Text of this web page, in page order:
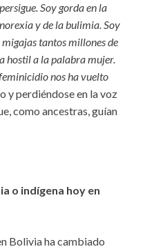
Soy gorda en la
y de la bulimia. Soy
tantos millones de
hostil a la palabra mujer.
nos ha vuelto
y perdiéndose en la voz
como ancestras, guían
o indígena hoy en
Bolivia ha cambiado